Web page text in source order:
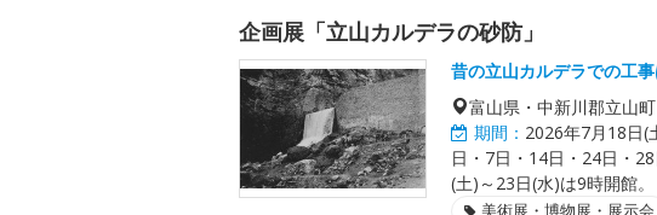
企画展「立山カルデラの砂防」
昔の立山カルデラでの工
富山県・中新川郡立山町
期間： 2026年7月18日(
日・7日・14日・24日・
(土)～23日(水)は9時開館。
美術展・博物展・展示会